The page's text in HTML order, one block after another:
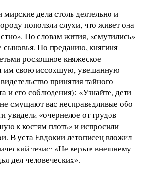
мирские дела столь деятельно и
поползли слухи, что живет она
По словам жития, «смутились»
сыновья. По преданию, княгиня
роскошное княжеское
им свою иссохшую, увешанную
принятия тайного
и его соблюдения): «Узнайте, дети
смущают вас несправедливые обо
увидели «очернелое от трудов
к костям плоть» и испросили
В уста Евдокии летописец вложил
тезис: «Не верьте внешнему.
дел человеческих».